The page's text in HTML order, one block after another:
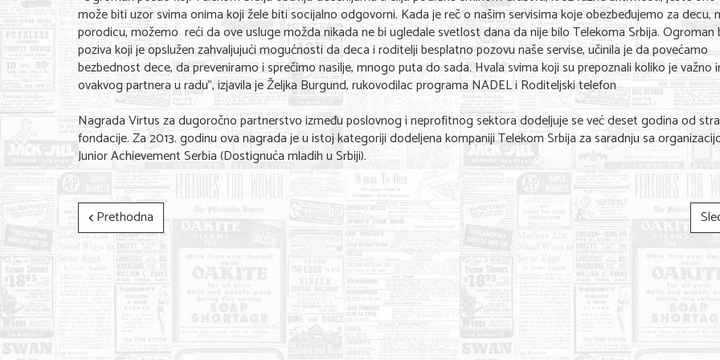
može biti uzor svima onima koji žele biti socijalno odgovorni. Kada je reč o našim servisima koje obezbeđujemo za decu,
porodicu, možemo reći da ove usluge možda nikada ne bi ugledale svetlost dana da nije bilo Telekoma Srbija. Ogroman
poziva koji je opslužen zahvaljujući mogućnosti da deca i roditelji besplatno pozovu naše servise, učinila je da povećamo
bezbednost dece, da preveniramo i sprečimo nasilje, mnogo puta do sada. Hvala svima koji su prepoznali koliko je važno
ovakvog partnera u radu”, izjavila je Željka Burgund, rukovodilac programa NADEL i Roditeljski telefon
Nagrada Virtus za dugoročno partnerstvo između poslovnog i neprofitnog sektora dodeljuje se već deset godina od
fondacije. Za 2013. godinu ova nagrada je u istoj kategoriji dodeljena kompaniji Telekom Srbija za saradnju sa
Junior Achievement Serbia (Dostignuća mladih u Srbiji).
Prethodna